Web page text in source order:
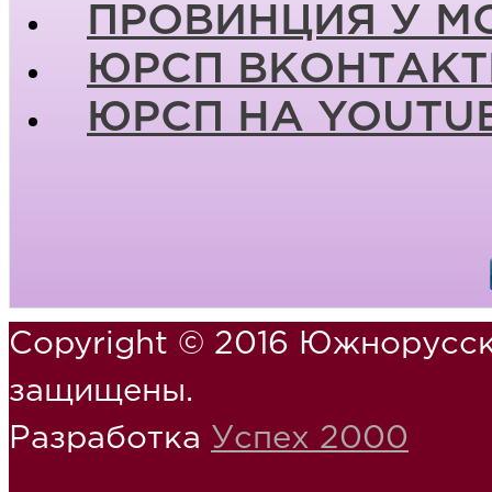
ПРОВИНЦИЯ У
ЮРСП
ЮРСП НА
Copyright © 2016
защищены.
Разработка Успех 2000